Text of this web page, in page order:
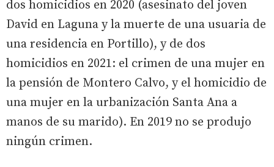
dos homicidios en 2020 (asesinato del joven
David en Laguna y la muerte de una usuaria de
una residencia en Portillo), y de dos
homicidios en 2021: el crimen de una mujer en
la pensión de Montero Calvo, y el homicidio de
una mujer en la urbanización Santa Ana a
manos de su marido). En 2019 no se produjo
ningún crimen.